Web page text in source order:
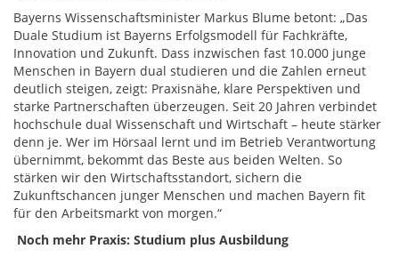
Bayerns Wissenschaftsminister Markus Blume betont: „Das
Duale Studium ist Bayerns Erfolgsmodell für Fachkräfte,
Innovation und Zukunft. Dass inzwischen fast 10.000 junge
Menschen in Bayern dual studieren und die Zahlen erneut
deutlich steigen, zeigt: Praxisnähe, klare Perspektiven und
starke Partnerschaften überzeugen. Seit 20 Jahren verbindet
hochschule dual Wissenschaft und Wirtschaft – heute stärker
denn je. Wer im Hörsaal lernt und im Betrieb Verantwortung
übernimmt, bekommt das Beste aus beiden Welten. So
stärken wir den Wirtschaftsstandort, sichern die
Zukunftschancen junger Menschen und machen Bayern fit
für den Arbeitsmarkt von morgen.“
Noch mehr Praxis: Studium plus Ausbildung